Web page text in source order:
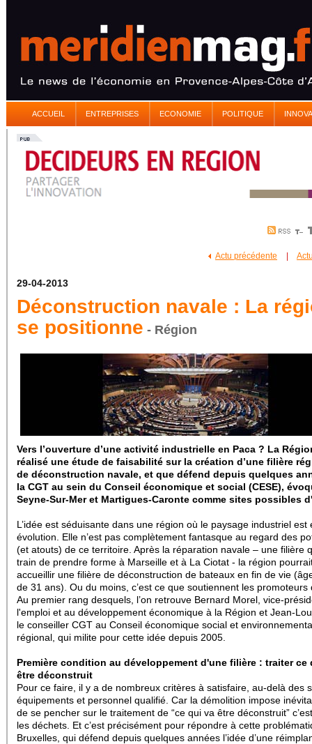
ACCUEIL ENTREPRISES ECONOMIE POLITIQUE
Actu précédente
29-04-2013
Déconstruction navale : La
se positionne - Région
Vers l’ouverture d’une activité industrielle en Paca ? La
réalisé une étude de faisabilité sur la création d’une filière
de déconstruction navale, et que défend depuis quelques
la CGT au sein du Conseil économique et social (CESE),
Seyne-Sur-Mer et Martigues-Caronte comme sites possibles
L’idée est séduisante dans une région où le paysage industriel est
évolution. Elle n’est pas complètement fantasque au regard des
(et atouts) de ce territoire. Après la réparation navale – une filière
train de prendre forme à Marseille et à La Ciotat - la région
accueillir une filière de déconstruction de bateaux en fin de vie
de 31 ans). Ou du moins, c’est ce que soutiennent les promoteurs
Au premier rang desquels, l’on retrouve Bernard Morel, vice-
l'emploi et au développement économique à la Région et Jean-
le conseiller CGT au Conseil économique social et
régional, qui milite pour cette idée depuis 2005.
Première condition au développement d'une filière : traiter ce
être déconstruit
Pour ce faire, il y a de nombreux critères à satisfaire, au-delà des
équipements et personnel qualifié. Car la démolition impose
de se pencher sur le traitement de “ce qui va être déconstruit”
les déchets. Et c’est précisément pour répondre à cette
Bruxelles, qui défend depuis quelques années l’idée d’une